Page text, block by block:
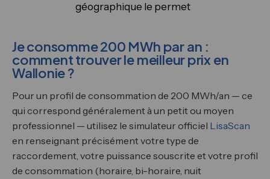
géographique le permet
Je consomme 200 MWh par an :
comment trouver le meilleur prix en
Wallonie ?
Pour un profil de consommation de 200 MWh/an — ce
qui correspond généralement à un petit ou moyen
professionnel — utilisez le simulateur officiel LisaScan
en renseignant précisément votre type de
raccordement, votre puissance souscrite et votre profil
de consommation (horaire, bi-horaire, nuit